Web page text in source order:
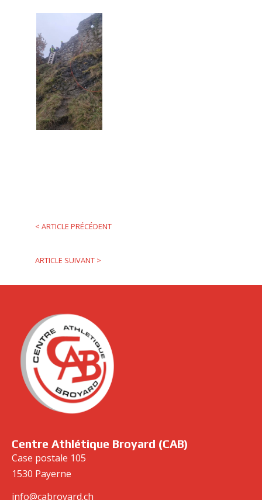
< ARTICLE PRÉCÉDENT
ARTICLE SUIVANT >
Centre Athlétique Broyard (CAB)
Case postale 105
1530 Payerne
info@cabroyard.ch